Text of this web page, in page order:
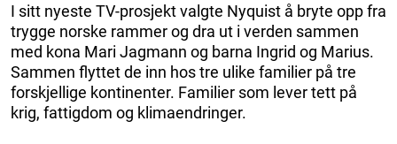
I sitt nyeste TV-prosjekt valgte Nyquist å bryte opp fra
trygge norske rammer og dra ut i verden sammen
med kona Mari Jagmann og barna Ingrid og Marius.
Sammen flyttet de inn hos tre ulike familier på tre
forskjellige kontinenter. Familier som lever tett på
krig, fattigdom og klimaendringer.